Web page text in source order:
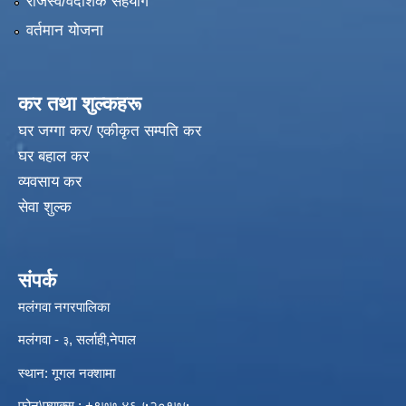
वर्तमान योजना
कर तथा शुल्कहरू
घर जग्गा कर/ एकीकृत सम्पति कर
घर बहाल कर
व्यवसाय कर
सेवा शुल्क
संपर्क
मलंगवा नगरपालिका
मलंगवा - ३, सर्लाही,नेपाल
स्थान: गूगल नक्शामा